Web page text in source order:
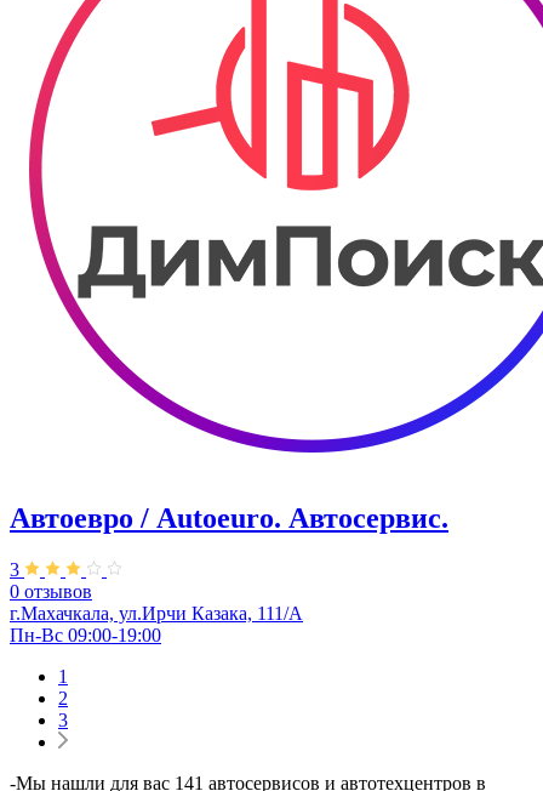
Автоевро / Autoeuro. ​Автосервис.
3
0 отзывов
г.Махачкала, ул.Ирчи Казака, 111/А
Пн-Вс 09:00-19:00
1
2
3
-Мы нашли для вас 141 автосервисов и автотехцентров в